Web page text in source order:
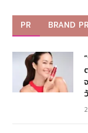
PR BRAND PR